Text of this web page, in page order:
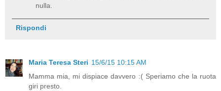
nulla.
Rispondi
Maria Teresa Steri 15/6/15 10:15 AM
Mamma mia, mi dispiace davvero :( Speriamo che la ruota
giri presto.